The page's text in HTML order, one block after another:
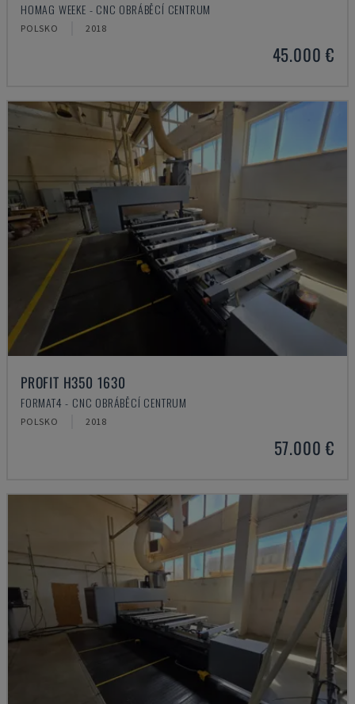
HOMAG WEEKE - CNC OBRÁBĚCÍ CENTRUM
POLSKO 2018
45.000 €
PROFIT H350 1630
FORMAT4 - CNC OBRÁBĚCÍ CENTRUM
POLSKO 2018
57.000 €